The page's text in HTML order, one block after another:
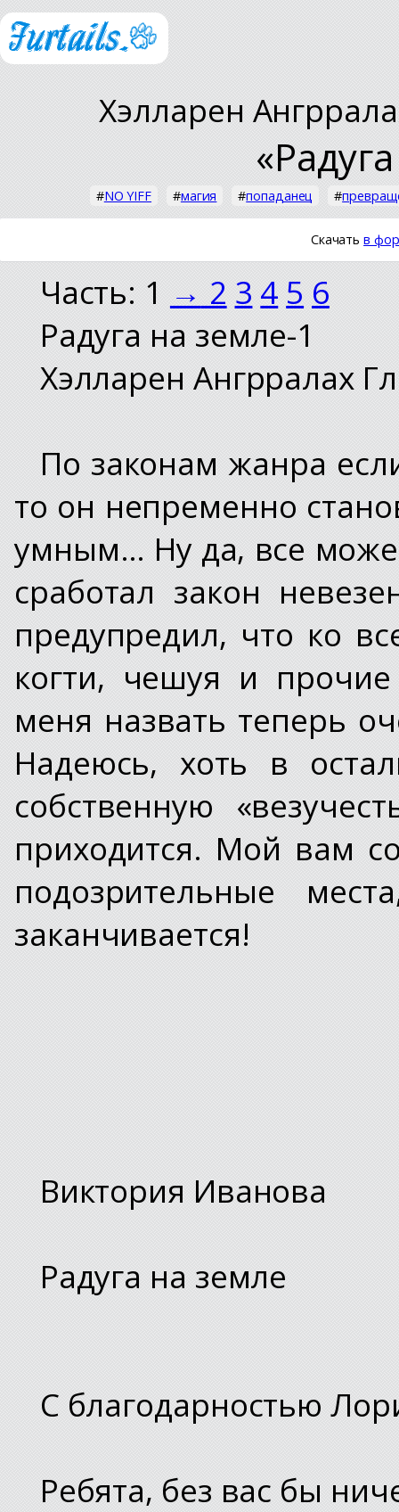
Хэлларен
#NO YIFF #магия #попаданец #
Скачатьв
Часть: 1 → 2 3 4 5 6
Радуга на земле-1
Хэлларен Ангрралах
По законам жанра
то он непременно
умным… Ну да, все
сработал закон
предупредил, что ко
когти, чешуя и
меня назвать теперь
Надеюсь, хоть в
собственную
приходится. Мой вам
подозрительные
заканчивается!
Виктория Иванова
Радуга на земле
С благодарностью
Ребята, без вас бы